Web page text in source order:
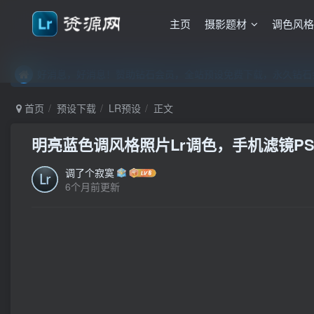
主页 摄影题材 调色风格
好消息，好消息！赞助钻石会员，全站预设免费下载，永久
首页 预设下载 LR预设 正文
明亮蓝色调风格照片Lr调色，手机滤镜
调了个寂寞
6个月前更新